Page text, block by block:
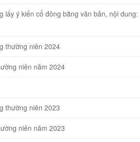
lấy ý kiến cổ đông bằng văn bản, nội
thường niên 2024
niên năm 2024
thường niên 2023
niên năm 2023